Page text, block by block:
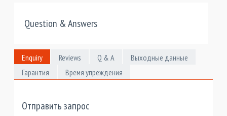
Question & Answers
Enquiry Reviews Q & A
Выходные данные
Гарантия
Время упреждения
Отправить запрос